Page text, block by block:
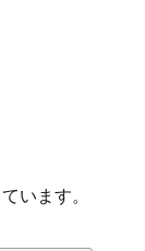
います。